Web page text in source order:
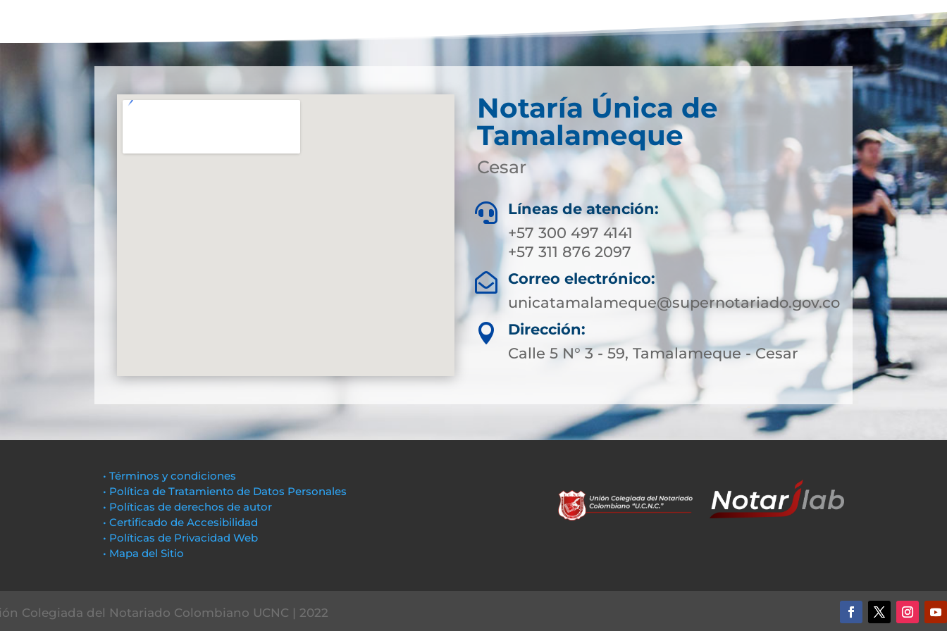
Notaría Única de
Tamalameque
Cesar

Líneas de atención:
+57 300 497 4141
+57 311 876 2097

Correo electrónico:
unicatamalameque@supernotariado.gov.co

Dirección:
Calle 5 N° 3 - 59, Tamalameque - Cesar
• Términos y condiciones
• Política de Tratamiento de Datos Personales
• Políticas de derechos de autor
• Certificado de Accesibilidad
• Políticas de Privacidad Web
• Mapa del Sitio
Colegiada del Notariado Colombiano UCNC | 2022